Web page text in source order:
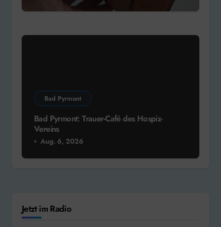
Bad Pyrmont
Bad Pyrmont: Trauer-Café des Hospiz-
Vereins
Aug. 6, 2026
Jetzt im Radio